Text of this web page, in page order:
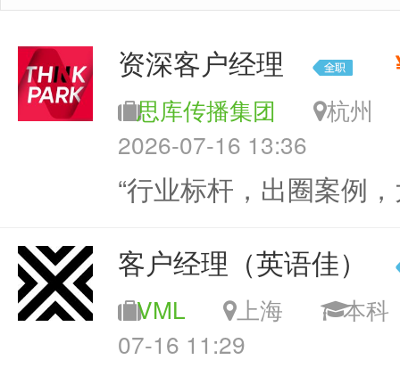
资深客户经理
思库传播集团
杭
2026-07-16 13:36
“行业标杆，出圈案例
客户经理（英语佳）
VML 上海
本
07-16 11:29